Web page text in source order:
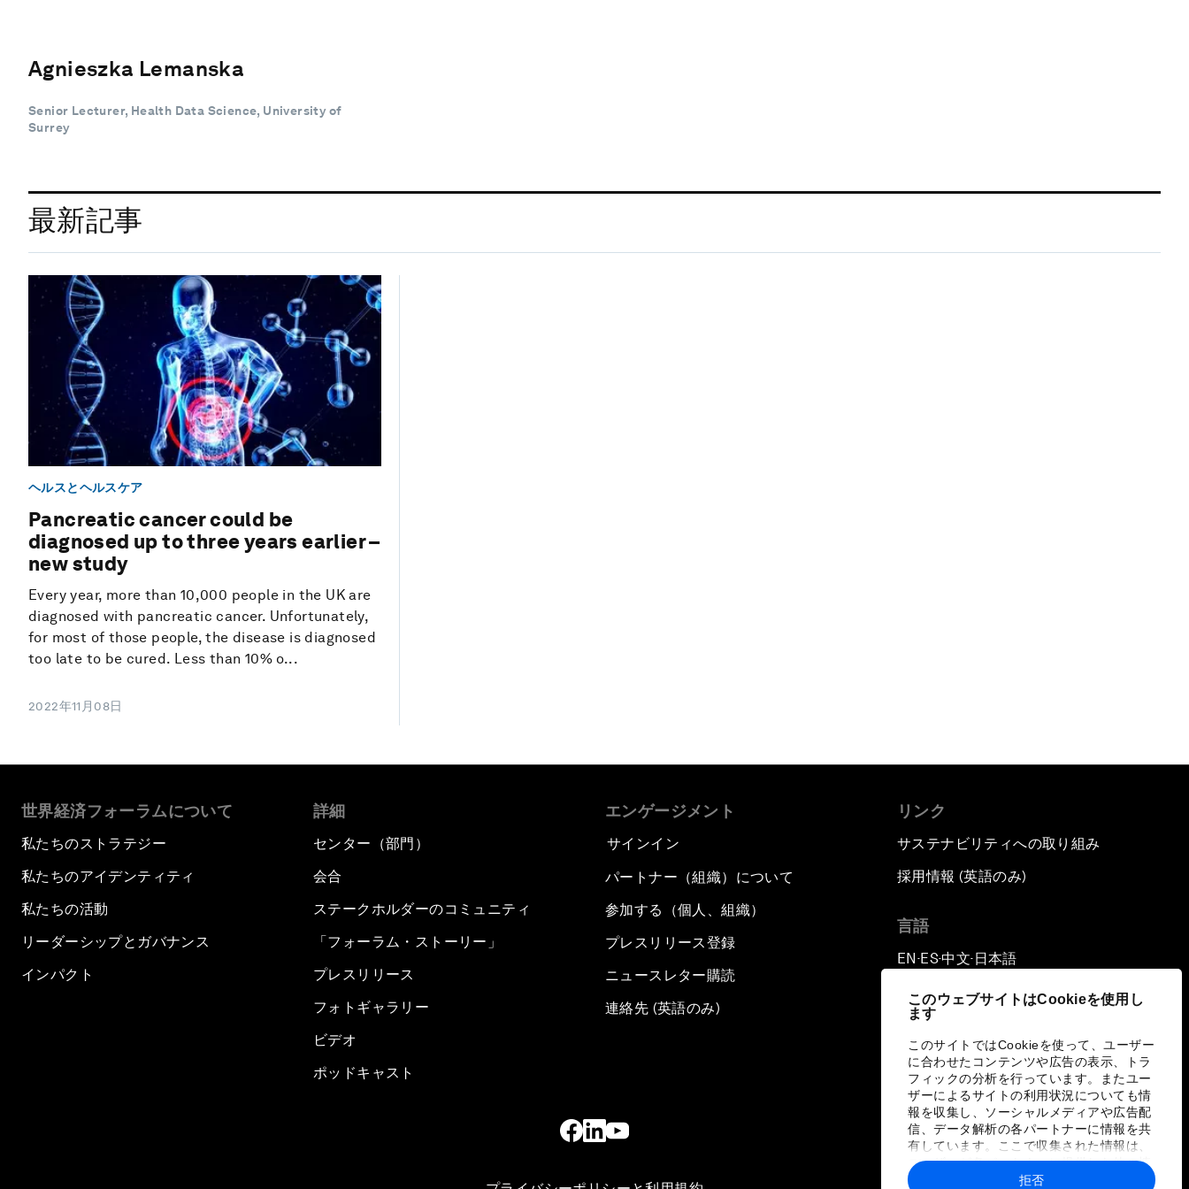
このウェブサイトはCookieを使用し
ます
このサイトではCookieを使って、ユーザー
に合わせたコンテンツや広告の表示、トラ
フィックの分析を行っています。またユー
ザーによるサイトの利用状況についても情
報を収集し、ソーシャルメディアや広告配
信、データ解析の各パートナーに情報を共
有しています。ここで収集された情報は、
ユーザーが各パートナーに提供した他の情
報や各パートナーのサービスを使用した際
拒否
Agnieszka Lemanska
Senior Lecturer, Health Data Science, University of
Surrey
最新記事
ヘルスとヘルスケア
Pancreatic cancer could be
diagnosed up to three years earlier –
new study
Every year, more than 10,000 people in the UK are
diagnosed with pancreatic cancer. Unfortunately,
for most of those people, the disease is diagnosed
too late to be cured. Less than 10% o...
2022年11月08日
世界経済フォーラムについて
私たちのストラテジー
私たちのアイデンティティ
私たちの活動
リーダーシップとガバナンス
インパクト
詳細
センター（部門）
会合
ステークホルダーのコミュニティ
「フォーラム・ストーリー」
プレスリリース
フォトギャラリー
ビデオ
ポッドキャスト
エンゲージメント
サインイン
パートナー（組織）について
参加する（個人、組織）
プレスリリース登録
ニュースレター購読
連絡先 (英語のみ)
リンク
サステナビリティへの取り組み
採用情報 (英語のみ)
言語
EN ▪ ES▪中文▪ 日本語